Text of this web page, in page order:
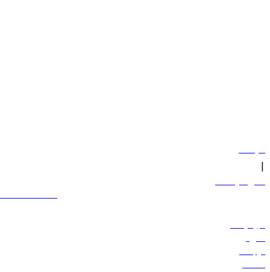
سياساتنا
|
الشروط والأحكام
600 544 445
حجز الرحلات
العروض
الوجهات
الأمتعة